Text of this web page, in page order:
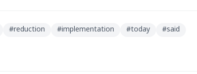
#reduction #implementation #today #said